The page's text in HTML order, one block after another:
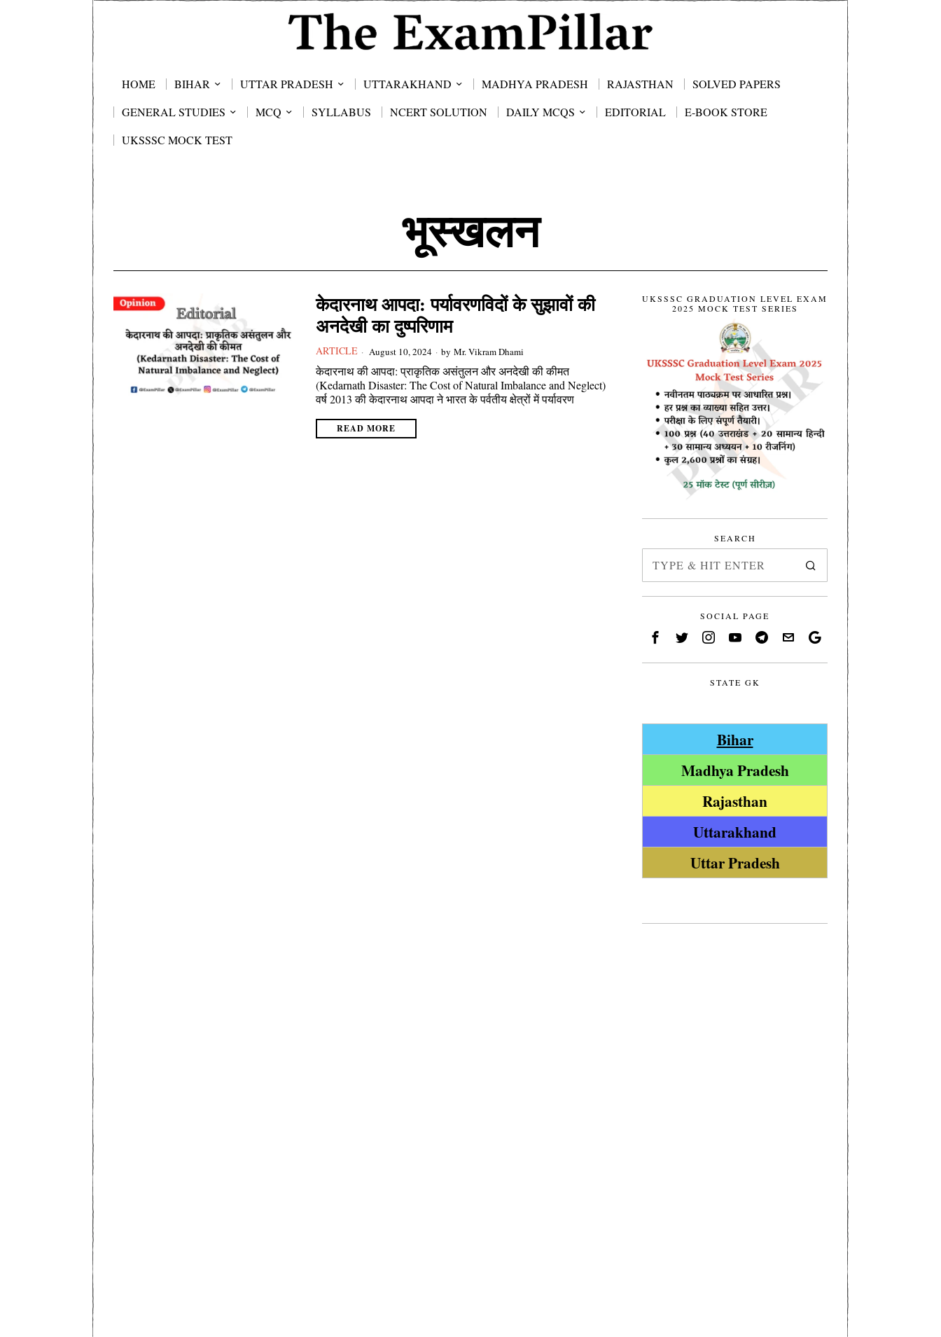
HOME BIHAR UTTAR PRADESH UTTARAKHAND MADHYA PRADESH RAJASTHAN
SOLVED PAPERS
GENERAL STUDIES
MCQ SYLLABUS NCERT SOLUTION DAILY MCQS EDITORIAL
E-BOOK STORE
UKSSSC MOCK TEST
भूस्खलन
केदारनाथ आपदा: पर्यावरणविदों के सुझावों की
अनदेखी का दुष्परिणाम
ARTICLE August 10, 2024 by Mr. Vikram Dhami
केदारनाथ की आपदा: प्राकृतिक असंतुलन और अनदेखी की कीमत
(Kedarnath Disaster: The Cost of Natural Imbalance and Neglect)
वर्ष 2013 की केदारनाथ आपदा ने भारत के पर्वतीय क्षेत्रों में पर्यावरण
READ MORE
UKSSSC GRADUATION LEVEL EXAM
2025 MOCK TEST SERIES
SEARCH
SOCIAL PAGE
STATE GK
Bihar
Madhya Pradesh
Rajasthan
Uttarakhand
Uttar Pradesh